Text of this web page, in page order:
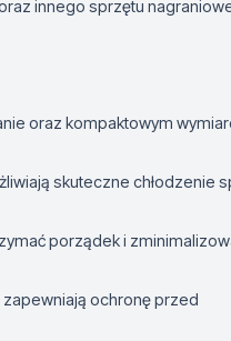
innego sprzętu
oraz kompaktowym
skuteczne chłodzenie
porządek i
zapewniają ochronę przed